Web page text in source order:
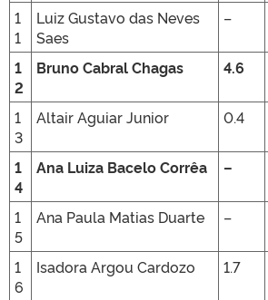
1
1
Luiz Gustavo das Neves
Saes
–
1
2
Bruno Cabral Chagas 4.6
1
3
Altair Aguiar Junior 0.4
1
4
Ana Luiza Bacelo Corrêa –
1
5
Ana Paula Matias Duarte –
1
6
Isadora Argou Cardozo 1.7